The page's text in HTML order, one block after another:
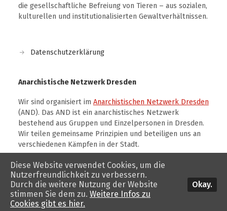
die gesellschaftliche Befreiung von Tieren – aus sozialen,
kulturellen und institutionalisierten Gewaltverhältnissen.
Datenschutzerklärung
Anarchistische Netzwerk Dresden
Wir sind organisiert im Anarchistischen Netzwerk Dresden
(AND). Das AND ist ein anarchistisches Netzwerk
bestehend aus Gruppen und Einzelpersonen in Dresden.
Wir teilen gemeinsame Prinzipien und beteiligen uns an
verschiedenen Kämpfen in der Stadt.
© 2026tierbefreiung dresden. Theme von
Diese Website verwendet Cookies, um die
Nutzerfreundlichkeit zu verbessern.
Durch die weitere Nutzung der Website
stimmen Sie dem zu. Weitere Infos zu
Cookies gibt es hier.
Okay.